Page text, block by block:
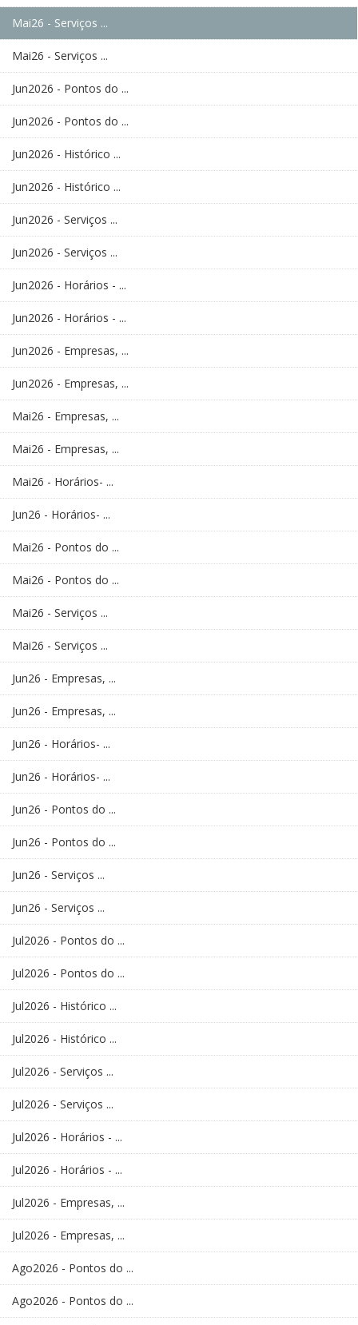
Mai26 - Serviços ...
Mai26 - Serviços ...
Jun2026 - Pontos do ...
Jun2026 - Pontos do ...
Jun2026 - Histórico ...
Jun2026 - Histórico ...
Jun2026 - Serviços ...
Jun2026 - Serviços ...
Jun2026 - Horários - ...
Jun2026 - Horários - ...
Jun2026 - Empresas, ...
Jun2026 - Empresas, ...
Mai26 - Empresas, ...
Mai26 - Empresas, ...
Mai26 - Horários- ...
Jun26 - Horários- ...
Mai26 - Pontos do ...
Mai26 - Pontos do ...
Mai26 - Serviços ...
Mai26 - Serviços ...
Jun26 - Empresas, ...
Jun26 - Empresas, ...
Jun26 - Horários- ...
Jun26 - Horários- ...
Jun26 - Pontos do ...
Jun26 - Pontos do ...
Jun26 - Serviços ...
Jun26 - Serviços ...
Jul2026 - Pontos do ...
Jul2026 - Pontos do ...
Jul2026 - Histórico ...
Jul2026 - Histórico ...
Jul2026 - Serviços ...
Jul2026 - Serviços ...
Jul2026 - Horários - ...
Jul2026 - Horários - ...
Jul2026 - Empresas, ...
Jul2026 - Empresas, ...
Ago2026 - Pontos do ...
Ago2026 - Pontos do ...